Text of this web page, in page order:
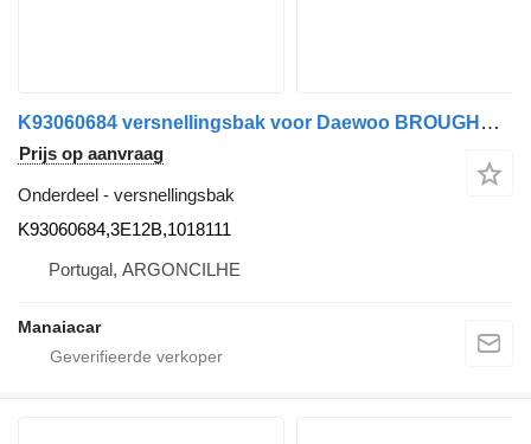
K93060684 versnellingsbak voor Daewoo BROUGHAM | 91 - 97 vrachtwagen
Prijs op aanvraag
Onderdeel - versnellingsbak
K93060684,3E12B,1018111
Portugal, ARGONCILHE
Manaiacar